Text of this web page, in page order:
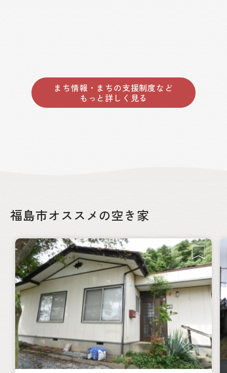
まち情報・まちの支援制度など
もっと詳しく見る
福島市オススメの空き家